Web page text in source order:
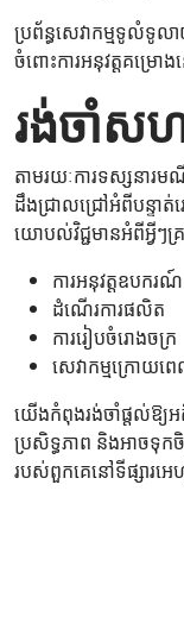
ប្រព័ន្ធសេវាកម្មទូលំទូល
ចំពោះការអនុវត្តគម្រោង
រង់ចាំសហ
តាមរយៈការទស្សនារ
ដឹងជ្រាលជ្រៅអំពីបន្ទា
យោបល់វិជ្ជមានអំពីអ្វីៗ
ការអនុវត្តឧបករណ៍
ដំណើរការផលិត
ការរៀបចំរោងចក្រ
សេវាកម្មក្រោយ
យើងកំពុងរង់ចាំផ្តល់ឱ្យ
ប្រសិទ្ធភាព និងអាចទុក
របស់ពួកគេនៅទីផ្សារអេ